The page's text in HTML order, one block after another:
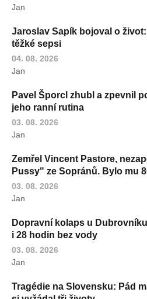
Jan
Jaroslav Sapík bojoval o
těžké sepsi
04. 08. 2026
Jan
Pavel Šporcl zhubl a zpevnil
jeho ranní rutina
03. 08. 2026
Jan
Zemřel Vincent Pastore,
Pussy" ze Sopránů. Bylo mu
03. 08. 2026
Jan
Dopravní kolaps u
i 28 hodin bez vody
03. 08. 2026
Jan
Tragédie na Slovensku: Pád